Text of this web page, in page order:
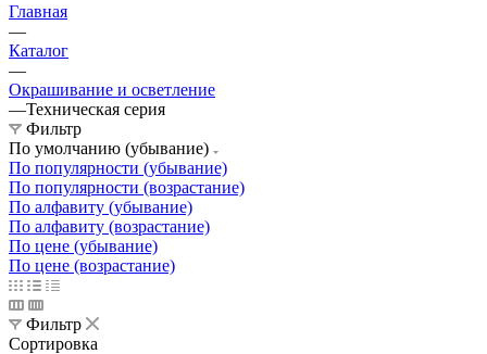
Главная
—
Каталог
—
Окрашивание и осветление
—Техническая серия
Фильтр
По умолчанию (убывание)
По популярности (убывание)
По популярности (возрастание)
По алфавиту (убывание)
По алфавиту (возрастание)
По цене (убывание)
По цене (возрастание)
Фильтр
Сортировка